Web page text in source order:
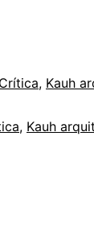
Crítica, Kauh
, Kauh